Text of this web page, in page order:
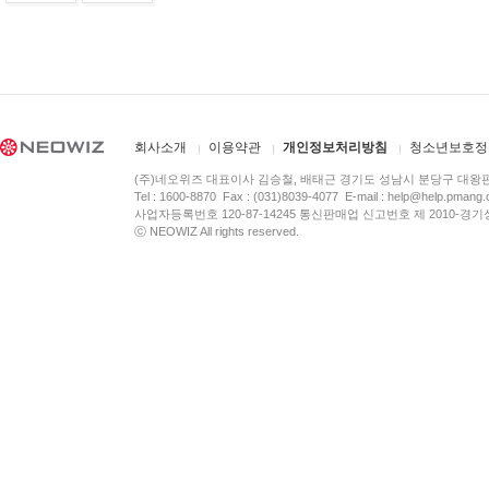
회사소개 이용약관 개인정보처리방침 청소년보호
(주)네오위즈 대표이사 김승철, 배태근 경기도 성남시 분당구 대왕
Tel : 1600-8870 Fax : (031)8039-4077 E-mail :
사업자등록번호 120-87-14245 통신판매업 신고번호 제 2010-경
ⓒ NEOWIZ All rights reserved.